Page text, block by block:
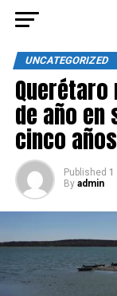
UNCATEGORIZED
de año
cinco años
Published 1
By admin